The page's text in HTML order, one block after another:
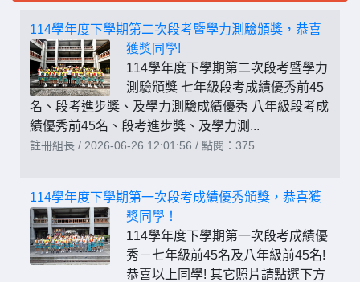
114學年度下學期第二次段考暨學力測驗頒獎，恭喜
獲獎同學!
114學年度下學期第二次段考暨學力
測驗頒獎 七年級段考成績優秀前45
名、段考進步獎、及學力測驗成績優秀 八年級段考成
績優秀前45名、段考進步獎、及學力測...
註冊組長 / 2026-06-26 12:01:56 / 點閱：375
114學年度下學期第一次段考成績優秀頒獎，恭喜獲
獎同學！
114學年度下學期第一次段考成績優
秀－七年級前45名及八年級前45名!
恭喜以上同學! 其它照片請點選下方